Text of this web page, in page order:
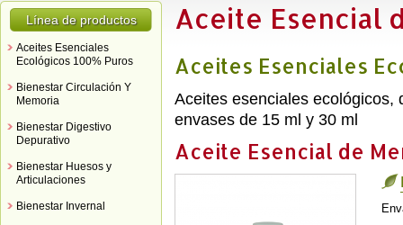
Línea de productos
Aceites Esenciales
Ecológicos 100% Puros
Bienestar Circulación Y
Memoria
Bienestar Digestivo
Depurativo
Bienestar Huesos y
Articulaciones
Bienestar Invernal
Aceite Esencial
Aceites Esenciales
Aceites esenciales ecológicos,
envases de 15 ml y 30 ml
Aceite Esencial de